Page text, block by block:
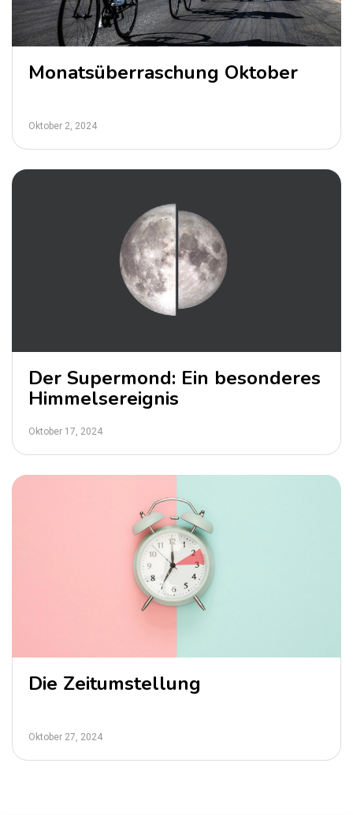
Monatsüberraschung Oktober
Oktober 2, 2024
Der Supermond: Ein besonderes
Himmelsereignis
Oktober 17, 2024
Die Zeitumstellung
Oktober 27, 2024